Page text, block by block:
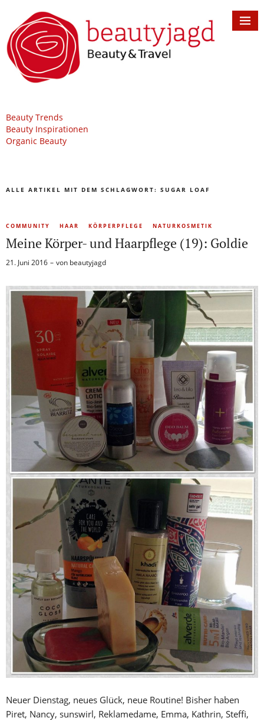
Beauty Trends
Beauty Inspirationen
Organic Beauty
ALLE ARTIKEL MIT DEM SCHLAGWORT: SUGAR LOAF
COMMUNITY HAAR KÖRPERPFLEGE NATURKOSMETIK
Meine Körper- und Haarpflege (19): Goldie
21. Juni 2016 von beautyjagd
Neuer Dienstag, neues Glück, neue Routine! Bisher haben
Piret, Nancy, sunswirl, Reklamedame, Emma, Kathrin, Steffi,